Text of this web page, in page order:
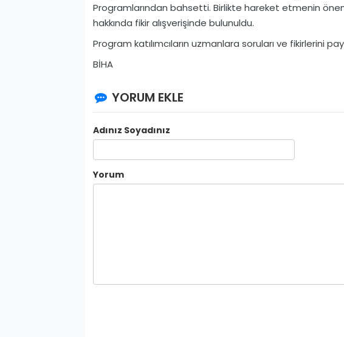
Programlarından bahsetti. Birlikte hareket etmenin
hakkında fikir alışverişinde bulunuldu.
Program katılımcıların uzmanlara soruları ve fikirlerini
BİHA
YORUM EKLE
Adınız Soyadınız
Yorum